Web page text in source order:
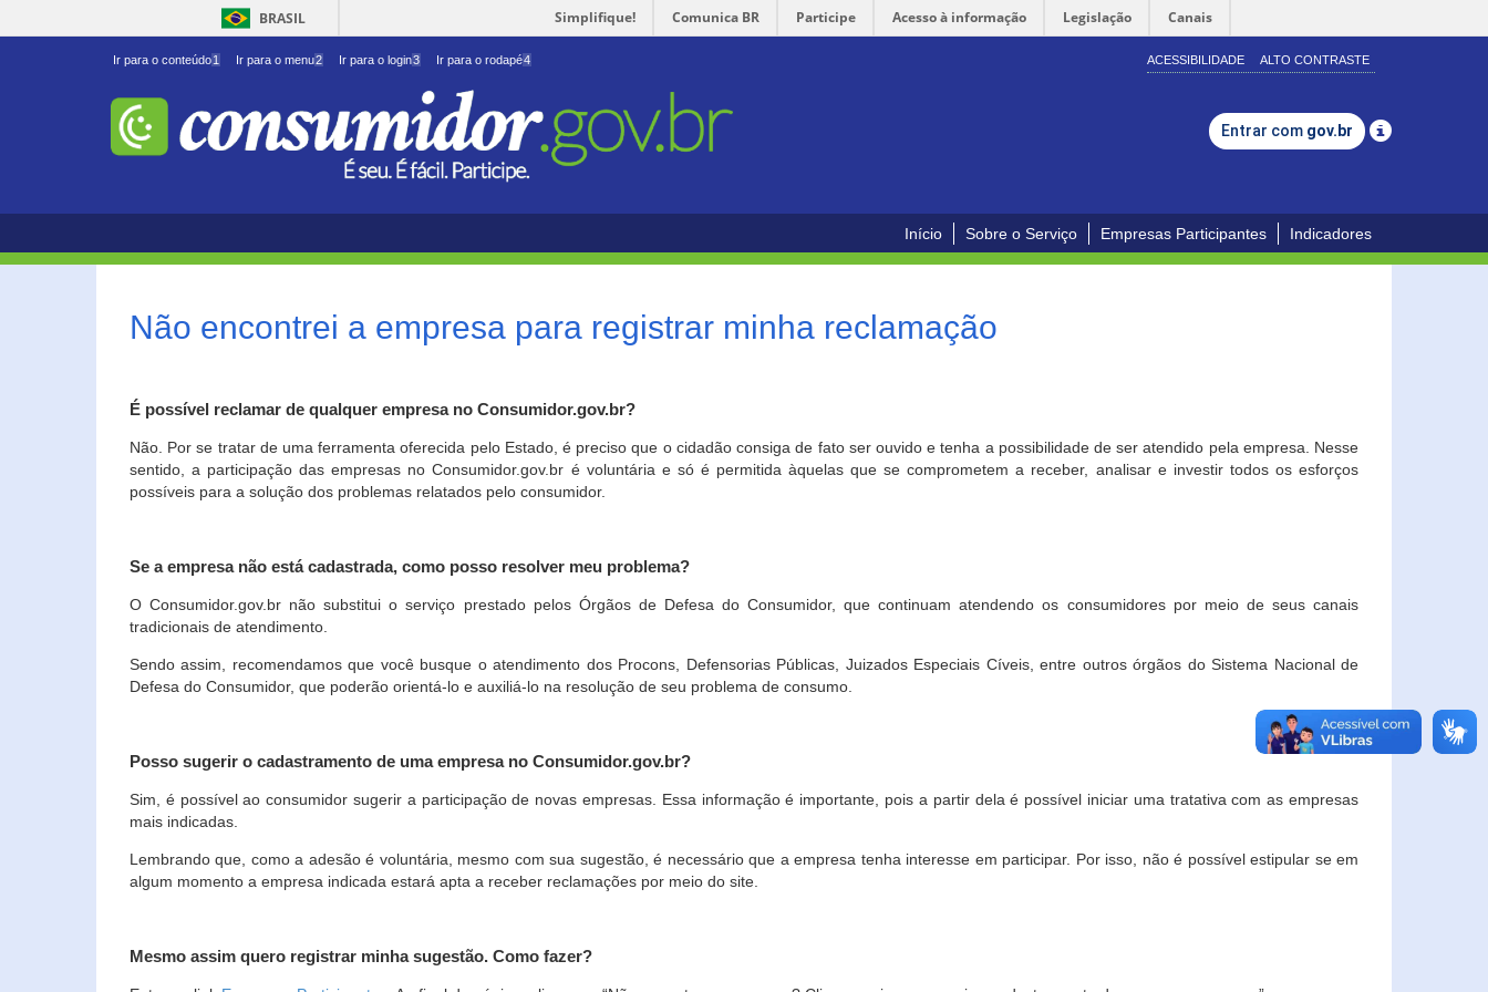
BRASIL Simplifique! Comunica BR Participe Acesso à informação Legislação Canais
Ir para o conteúdo1 Ir para o menu2 Ir para o login3 Ir para o rodapé4 ACESSIBILIDADE ALTO CONTRASTE
Entrar com gov.br
Início Sobre o Serviço Empresas Participantes Indicadores
Não encontrei a empresa para registrar minha reclamação
É possível reclamar de qualquer empresa no Consumidor.gov.br?
Não. Por se tratar de uma ferramenta oferecida pelo Estado, é preciso que o cidadão consiga de fato ser ouvido e tenha a possibilidade de ser atendido pela empresa. Nesse
sentido, a participação das empresas no Consumidor.gov.br é voluntária e só é permitida àquelas que se comprometem a receber, analisar e investir todos os esforços
possíveis para a solução dos problemas relatados pelo consumidor.
Se a empresa não está cadastrada, como posso resolver meu problema?
O Consumidor.gov.br não substitui o serviço prestado pelos Órgãos de Defesa do Consumidor, que continuam atendendo os consumidores por meio de seus canais
tradicionais de atendimento.
Sendo assim, recomendamos que você busque o atendimento dos Procons, Defensorias Públicas, Juizados Especiais Cíveis, entre outros órgãos do Sistema Nacional de
Defesa do Consumidor, que poderão orientá-lo e auxiliá-lo na resolução de seu problema de consumo.
Posso sugerir o cadastramento de uma empresa no Consumidor.gov.br?
Sim, é possível ao consumidor sugerir a participação de novas empresas. Essa informação é importante, pois a partir dela é possível iniciar uma tratativa com as empresas
mais indicadas.
Lembrando que, como a adesão é voluntária, mesmo com sua sugestão, é necessário que a empresa tenha interesse em participar. Por isso, não é possível estipular se em
algum momento a empresa indicada estará apta a receber reclamações por meio do site.
Mesmo assim quero registrar minha sugestão. Como fazer?